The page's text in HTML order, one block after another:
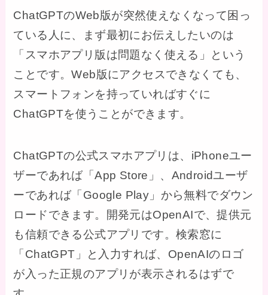
ChatGPTのWeb版が突然使えなくなって困っ
ている人に、まず最初にお伝えしたいのは
「スマホアプリ版は問題なく使える」という
ことです。Web版にアクセスできなくても、
スマートフォンを持っていればすぐに
ChatGPTを使うことができます。
ChatGPTの公式スマホアプリは、iPhoneユー
ザーであれば「App Store」、Androidユーザ
ーであれば「Google Play」から無料でダウン
ロードできます。開発元はOpenAIで、提供元
も信頼できる公式アプリです。検索窓に
「ChatGPT」と入力すれば、OpenAIのロゴ
が入った正規のアプリが表示されるはずで